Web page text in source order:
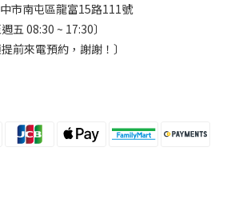
市南屯區龍富15路111號
五 08:30 ~ 17:30〕
前來電預約，謝謝！〕